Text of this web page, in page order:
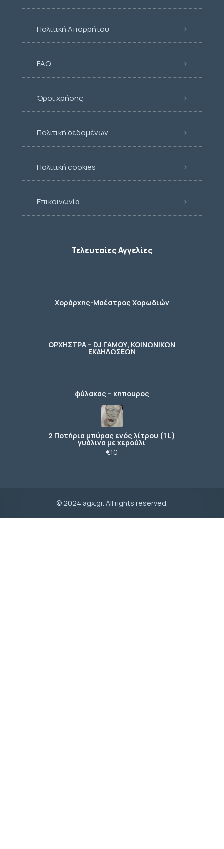
Πολιτική Απορρήτου
FAQ
Όροι χρήσης
Πολιτική δεδομένων
Πολιτική cookies
Επικοινωνία
Τελευταίες Αγγελίες
Χοράρχης-Μαέστρος Χορωδιών
ΟΡΧΗΣΤΡΑ – DJ ΓΑΜΟΥ, ΚΟΙΝΩΝΙΚΩΝ
ΕΚΔΗΛΩΣΕΩΝ
φύλακας – κηπουρος
2 Ποτήρια μπύρας ενός λίτρου (1 L)
γυάλινα με χερούλι
€10
© 2024 agx.gr. All rights reserved.